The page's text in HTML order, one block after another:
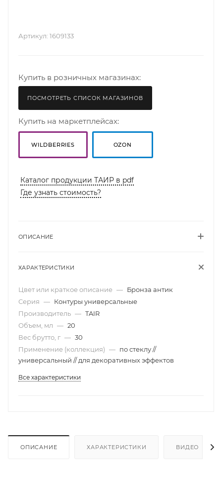
Артикул: 1609133
Купить в розничных магазинах:
ПОСМОТРЕТЬ СПИСОК МАГАЗИНОВ
Купить на маркетплейсах:
WILDBERRIES OZON
Каталог продукции ТАИР в pdf
Где узнать стоимость?
ОПИСАНИЕ
ХАРАКТЕРИСТИКИ
Цвет или краткое описание — Бронза антик
Серия — Контуры универсальные
Производитель — TAIR
Объем, мл — 20
Вес брутто, г — 30
Применение (коллекция) — по стеклу //
универсальный // для декоративных эффектов
Все характеристики
ОПИСАНИЕ ХАРАКТЕРИСТИКИ ВИДЕО